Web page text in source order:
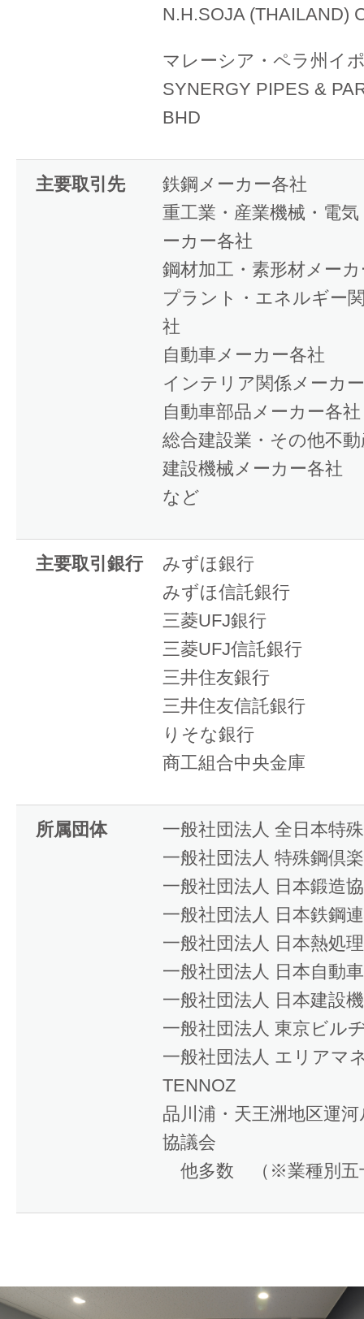
N.H.SOJA (THAILAND)
マレーシア・ペラ州イ
SYNERGY PIPES &
BHD
主要取引先
鉄鋼メーカー各社
重工業・産業機械・電
ーカー各社
鋼材加工・素形材メー
プラント・エネルギー
社
自動車メーカー各社
インテリア関係メーカ
自動車部品メーカー各社
総合建設業・その他不
建設機械メーカー各社
など
主要取引銀行
みずほ銀行
みずほ信託銀行
三菱UFJ銀行
三菱UFJ信託銀行
三井住友銀行
三井住友信託銀行
りそな銀行
商工組合中央金庫
所属団体
一般社団法人 全日本特
一般社団法人 特殊鋼倶
一般社団法人 日本鍛造
一般社団法人 日本鉄鋼
一般社団法人 日本熱処
一般社団法人 日本自動
一般社団法人 日本建設
一般社団法人 東京ビル
一般社団法人 エリアマ
TENNOZ
品川浦・天王洲地区運
協議会
他多数 （※業種別五